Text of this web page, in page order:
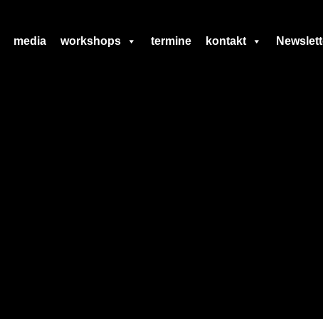
media workshops termine kontakt